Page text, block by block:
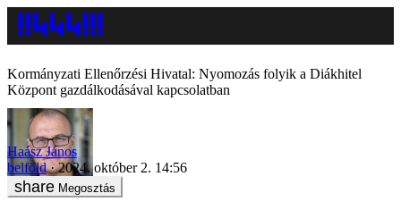
Kormányzati Ellenőrzési Hivatal: Nyomozás folyik a Diákhitel
Központ gazdálkodásával kapcsolatban
Haász János
belföld
2024. október 2. 14:56
Megosztás